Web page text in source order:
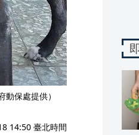
保處提供）
14:50 臺北時間